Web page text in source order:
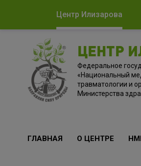
Центр Илизарова
ЦЕНТР
Федеральное
«Национальный
травматологии и
Министерства
ГЛАВНАЯ О ЦЕНТРЕ